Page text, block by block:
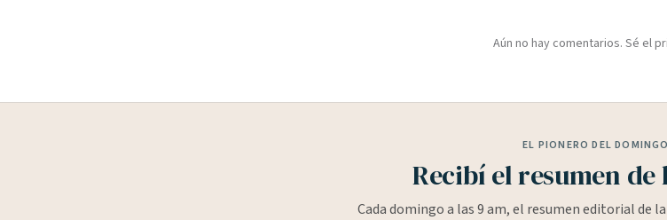
Aún no hay comentarios. Sé el
EL PIONERO DEL DOMINGO
Recibí el resumen de
Cada domingo a las 9 am, el resumen editorial de